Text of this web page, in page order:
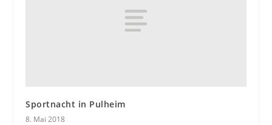
Sportnacht in Pulheim
8. Mai 2018